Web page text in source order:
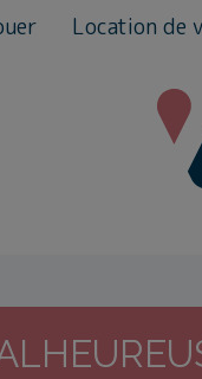
Location de